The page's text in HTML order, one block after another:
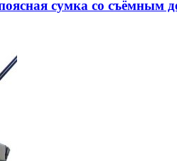
сумка со съёмным